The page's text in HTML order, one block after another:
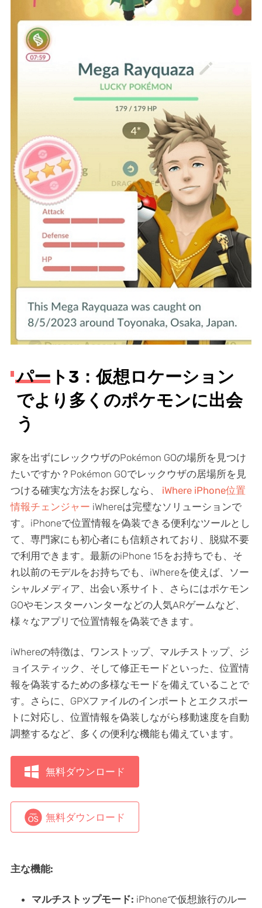
パート3：仮想ロケーション
でより多くのポケモンに出会
う
家を出ずにレックウザのPokémon GOの場所を見つけ
たいですか？Pokémon GOでレックウザの居場所を見
つける確実な方法をお探しなら、 iWhere iPhone位置
情報チェンジャー iWhereは完璧なソリューションで
す。iPhoneで位置情報を偽装できる便利なツールとし
て、専門家にも初心者にも信頼されており、脱獄不要
で利用できます。最新のiPhone 15をお持ちでも、そ
れ以前のモデルをお持ちでも、iWhereを使えば、ソー
シャルメディア、出会い系サイト、さらにはポケモン
GOやモンスターハンターなどの人気ARゲームなど、
様々なアプリで位置情報を偽装できます。
iWhereの特徴は、ワンストップ、マルチストップ、ジ
ョイスティック、そして修正モードといった、位置情
報を偽装するための多様なモードを備えていることで
す。さらに、GPXファイルのインポートとエクスポー
トに対応し、位置情報を偽装しながら移動速度を自動
調整するなど、多くの便利な機能も備えています。
無料ダウンロード
無料ダウンロード
主な機能:
マルチストップモード: iPhoneで仮想旅行のルー